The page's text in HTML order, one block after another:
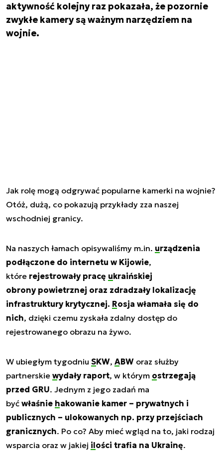
aktywność kolejny raz pokazała, że pozornie
zwykłe kamery są ważnym narzędziem na
wojnie.
Jak rolę mogą odgrywać popularne kamerki na wojnie?
Otóż, dużą, co pokazują przykłady zza naszej
wschodniej granicy.
Na naszych łamach opisywaliśmy m.in. urządzenia
podłączone do internetu w Kijowie,
które rejestrowały pracę ukraińskiej
obronypowietrznej oraz zdradzały lokalizację
infrastruktury krytycznej. Rosja włamała się do
nich, dzięki czemu zyskała zdalny dostęp do
rejestrowanego obrazu na żywo.
W ubiegłym tygodniu SKW, ABW oraz służby
partnerskie wydały raport, w którym ostrzegają
przed GRU. Jednym z jego zadań ma
być właśnie hakowanie kamer – prywatnych i
publicznych – ulokowanych np. przy przejściach
granicznych. Po co? Aby mieć wgląd na to, jaki rodzaj
wsparcia oraz w jakiej ilości trafia na Ukrainę.